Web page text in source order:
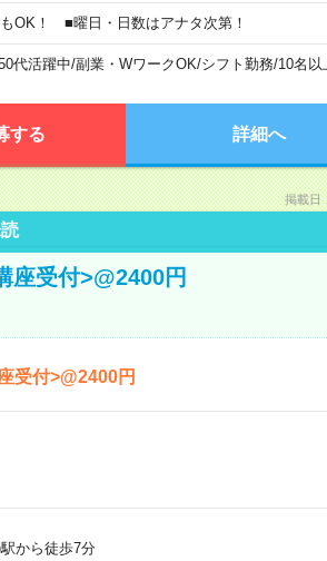
OK！ ■曜日・日数はアナタ次第！
代活躍中/副業・WワークOK/シフト勤務/10名以
する 詳細へ
掲載日
座受付>@2400円
受付>@2400円
から徒歩7分